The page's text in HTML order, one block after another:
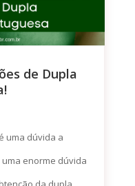
de Dupla
uma dúvida a
enorme dúvida